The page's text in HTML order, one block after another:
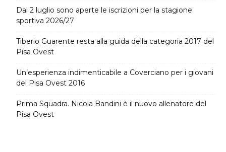
Dal 2 luglio sono aperte le iscrizioni per la stagione
sportiva 2026/27
Tiberio Guarente resta alla guida della categoria 2017 del
Pisa Ovest
Un’esperienza indimenticabile a Coverciano per i giovani
del Pisa Ovest 2016
Prima Squadra. Nicola Bandini è il nuovo allenatore del
Pisa Ovest